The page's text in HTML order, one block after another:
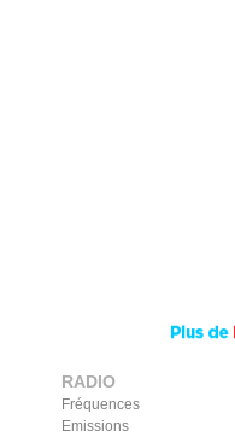
RADIO
Fréquences
Emissions